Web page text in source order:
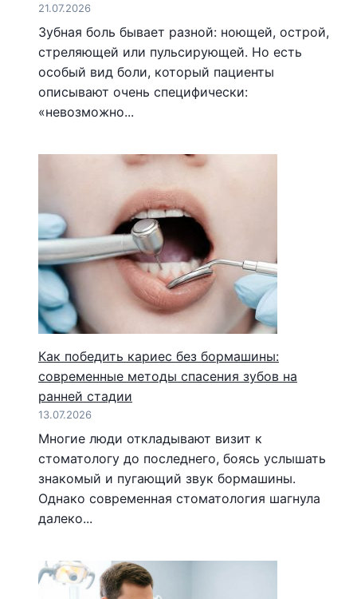
21.07.2026
Зубная боль бывает разной: ноющей, острой,
стреляющей или пульсирующей. Но есть
особый вид боли, который пациенты
описывают очень специфически:
«невозможно...
Как победить кариес без бормашины:
современные методы спасения зубов на
ранней стадии
13.07.2026
Многие люди откладывают визит к
стоматологу до последнего, боясь услышать
знакомый и пугающий звук бормашины.
Однако современная стоматология шагнула
далеко...